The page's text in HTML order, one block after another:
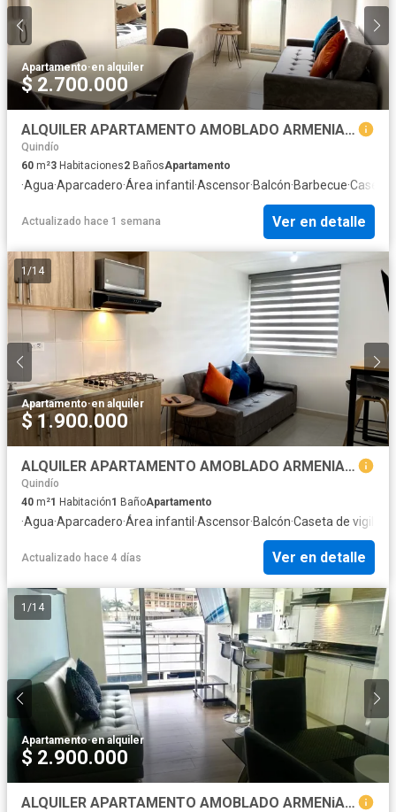
Apartamento·en alquiler
$ 2.700.000
ALQUILER APARTAMENTO AMOBLADO ARMENIA SOBRE AV 19 CERCA A LA CRQ
Quindío
60 m²3 Habitaciones2 BañosApartamento
·Agua·Aparcadero·Área infantil ·Ascensor·Balcón·Barbecue·Caseta
Actualizado hace 1 semana Ver en detalle
1 /14
Apartamento·en alquiler
$ 1.900.000
ALQUILER APARTAMENTO AMOBLADO ARMENIA ESTRATEGICA UBICACION AV 19
Quindío
40 m²1 Habitación1 BañoApartamento
·Agua·Aparcadero·Área infantil ·Ascensor·Balcón·Caseta de
Actualizado hace 4 días Ver en detalle
1 /14
Apartamento·en alquiler
$ 2.900.000
ALQUILER APARTAMENTO AMOBLADO ARMENiA CERCA A CENTROS COMERCIALES